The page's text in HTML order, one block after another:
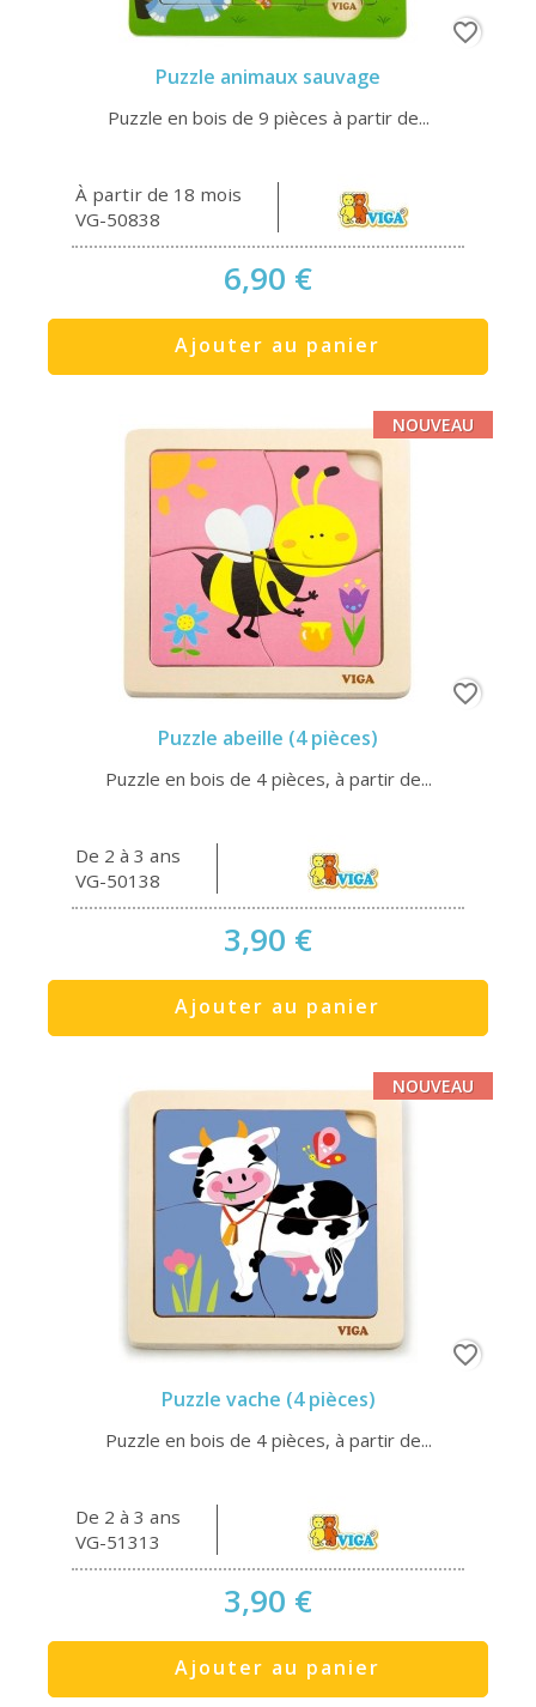
Puzzle animaux sauvage
Puzzle en bois de 9 pièces à partir de...
À partir de 18 mois
VG-50838
6,90 €
Ajouter au panier
favorite_border
Puzzle abeille (4 pièces)
Puzzle en bois de 4 pièces, à partir de...
De 2 à 3 ans
VG-50138
3,90 €
Ajouter au panier
NOUVEAU
favorite_border
Puzzle vache (4 pièces)
Puzzle en bois de 4 pièces, à partir de...
De 2 à 3 ans
VG-51313
3,90 €
Ajouter au panier
NOUVEAU
favorite_border